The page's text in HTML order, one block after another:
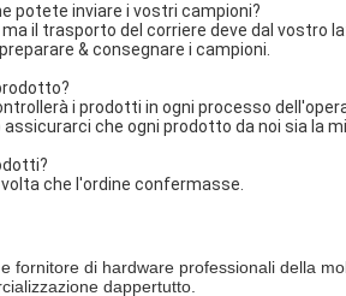
potete inviare i vostri campioni?
il trasporto del corriere deve dal vostro
& consegnare i campioni.
i prodotti in ogni processo
che ogni prodotto da noi sia la
che l'ordine confermasse.
fornitore di hardware professionali della
dappertutto.